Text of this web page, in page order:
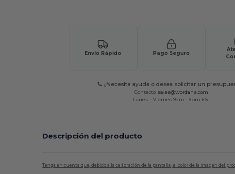
Envío Rápido Pago Seguro
¿Necesita ayuda o desea solicitar un
Contacto sales@wordans.com
Lunes - Viernes 9am - 5pm EST
Descripción del producto
Tenga en cuenta que, debido a la calibración de la pantalla, el color de la imagen del